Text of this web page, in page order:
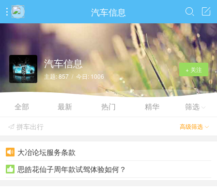
 汽车信息 

+ 关注
汽车信息
主题: 857 / 今日: 1006
全部 最新 热门 精华 筛选 
高级筛选 
 拼车出行
 大冶论坛服务条款
 思皓花仙子周年款试驾体验如何？